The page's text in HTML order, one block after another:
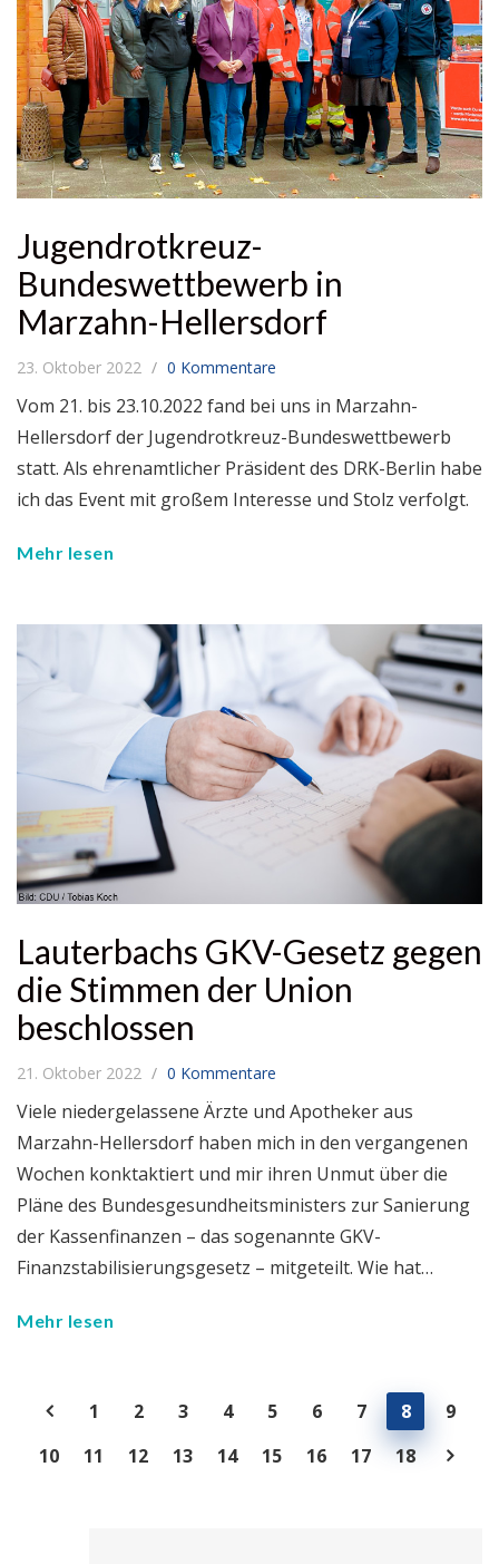
Jugendrotkreuz-
Bundeswettbewerb in
Marzahn-Hellersdorf
23. Oktober 2022 0 Kommentare
Vom 21. bis 23.10.2022 fand bei uns in Marzahn-
Hellersdorf der Jugendrotkreuz-Bundeswettbewerb
statt. Als ehrenamtlicher Präsident des DRK-Berlin habe
ich das Event mit großem Interesse und Stolz verfolgt.
Mehr lesen
Lauterbachs GKV-Gesetz gegen
die Stimmen der Union
beschlossen
21. Oktober 2022 0 Kommentare
Viele niedergelassene Ärzte und Apotheker aus
Marzahn-Hellersdorf haben mich in den vergangenen
Wochen konktaktiert und mir ihren Unmut über die
Pläne des Bundesgesundheitsministers zur Sanierung
der Kassenfinanzen – das sogenannte GKV-
Finanzstabilisierungsgesetz – mitgeteilt. Wie hat…
Mehr lesen
1 2 3 4 5 6 7 8
9
10
11 12 13 14 15 16 17 18